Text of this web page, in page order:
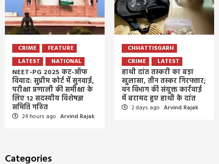
CRIME
FEATURE
LATEST
NATIONAL
NEET-PG 2025 कट-ऑफ
विवाद: सुप्रीम कोर्ट में सुनवाई,
परीक्षा प्रणाली की समीक्षा के
लिए 12 सदस्यीय विशेषज्ञ
समिति गठित
24 hours ago Arvind Rajak
CHHATTISGARH
CRIME
LATEST
हाथी दांत तस्करी का बड़ा
खुलासा, तीन तस्कर गिरफ्तार;
वन विभाग की संयुक्त कार्रवाई
में बरामद हुए हाथी के दांत
2 days ago Arvind Rajak
Categories